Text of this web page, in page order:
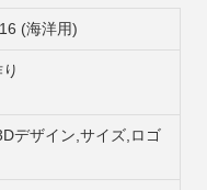
(海洋用)
デザイン,サイズ,ロゴ